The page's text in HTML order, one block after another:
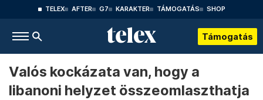
TELEX AFTER G7 KARAKTER TÁMOGATÁS SHOP
Támogatás
Valós kockázata van, hogy a
libanoni helyzet összeomlaszthatja